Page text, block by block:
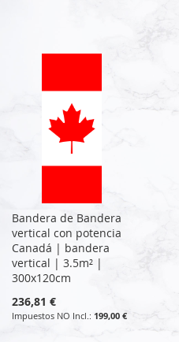
Bandera de Bandera
vertical con potencia
Canadá | bandera
vertical | 3.5m² |
300x120cm
236,81 €
199,00 €